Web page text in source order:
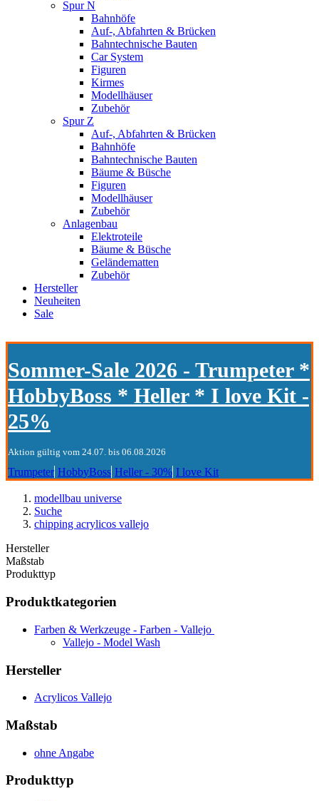
Spur N
Bahnhöfe
Auf-, Abfahrten & Brücken
Bahntechnische Bauten
Car System
Figuren
Kirmes
Modellhäuser
Zubehör
Spur Z
Auf-, Abfahrten & Brücken
Bahnhöfe
Bahntechnische Bauten
Bäume & Büsche
Figuren
Modellhäuser
Zubehör
Anlagenbau
Elektroteile
Bäume & Büsche
Geländematten
Zubehör
Hersteller
Neuheiten
Sale
Sommer-Sale 2026 - Trumpeter *
HobbyBoss * Heller * I love Kit -
25%
Aktion gültig vom 24.07. bis 06.08.2026
Trumpeter HobbyBoss Heller - 30% I love Kit
modellbau universe
Suche
chipping acrylicos vallejo
Hersteller
Maßstab
Produkttyp
Produktkategorien
Farben & Werkzeuge - Farben - Vallejo
Vallejo - Model Wash
Hersteller
Acrylicos Vallejo
Maßstab
ohne Angabe
Produkttyp